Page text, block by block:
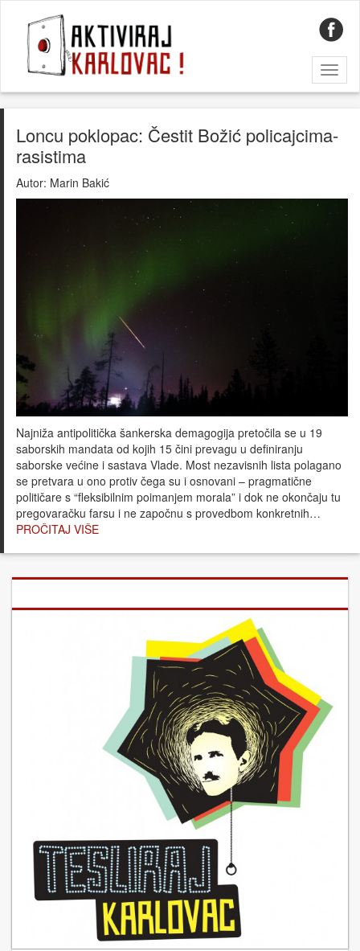
Loncu poklopac: Čestit Božić policajcima-
rasistima
Autor: Marin Bakić
Najniža antipolitička šankerska demagogija pretočila se u 19
saborskih mandata od kojih 15 čini prevagu u definiranju
saborske većine i sastava Vlade. Most nezavisnih lista polagano
se pretvara u ono protiv čega su i osnovani – pragmatične
političare s “fleksibilnim poimanjem morala” i dok ne okončaju tu
pregovaračku farsu i ne započnu s provedbom konkretnih…
PROČITAJ VIŠE